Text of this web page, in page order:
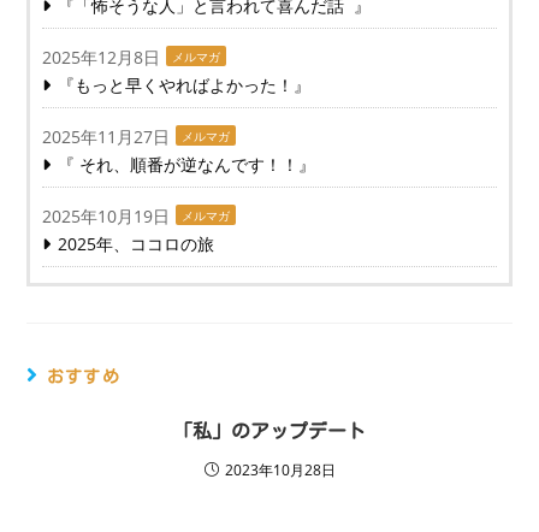
『「怖そうな人」と言われて喜んだ話 』
2025年12月8日 メルマガ
『もっと早くやればよかった！』
2025年11月27日 メルマガ
『 それ、順番が逆なんです！！』
2025年10月19日 メルマガ
2025年、ココロの旅
おすすめ
「私」のアップデート
2023年10月28日